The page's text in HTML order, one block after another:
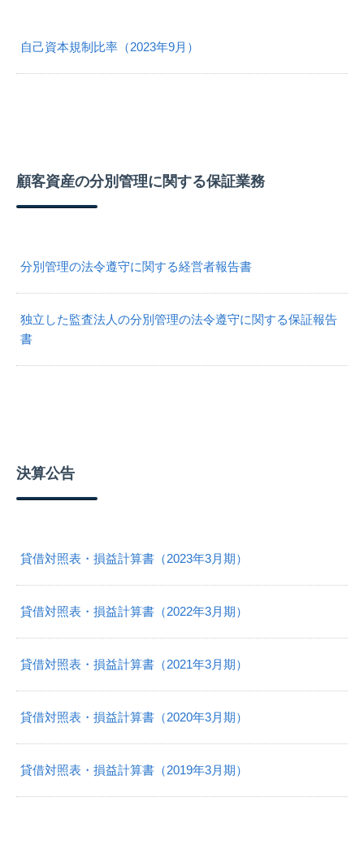
自己資本規制比率（2023年9月）
顧客資産の分別管理に関する保証業務
分別管理の法令遵守に関する経営者報告書
独立した監査法人の分別管理の法令遵守に関する保証報告
書
決算公告
貸借対照表・損益計算書（2023年3月期）
貸借対照表・損益計算書（2022年3月期）
貸借対照表・損益計算書（2021年3月期）
貸借対照表・損益計算書（2020年3月期）
貸借対照表・損益計算書（2019年3月期）